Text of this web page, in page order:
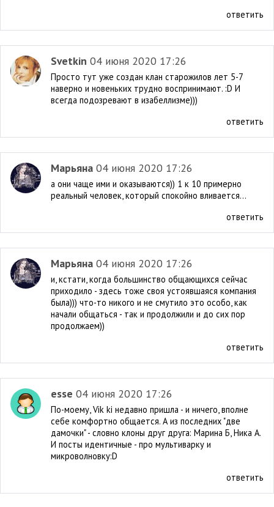
ответить
Svetkin 04 июня 2020 17:26
Просто тут уже создан клан старожилов лет 5-7
наверно и новеньких трудно воспринимают. :D И
всегда подозревают в изабеллизме)))
ответить
Марьяна 04 июня 2020 17:26
а они чаще ими и оказываются)) 1 к 10 примерно
реальный человек, который спокойно вливается...
ответить
Марьяна 04 июня 2020 17:26
и, кстати, когда большинство общающихся сейчас
приходило - здесь тоже своя устоявшаяся компания
была))) что-то никого и не смутило это особо, как
начали общаться - так и продолжили и до сих пор
продолжаем))
ответить
esse 04 июня 2020 17:26
По-моему, Vik ki недавно пришла - и ничего, вполне
себе комфортно общается. А из последних "две
дамочки" - словно клоны друг друга: Марина Б, Ника А.
И посты идентичные - про мультиварку и
микроволновку:D
ответить